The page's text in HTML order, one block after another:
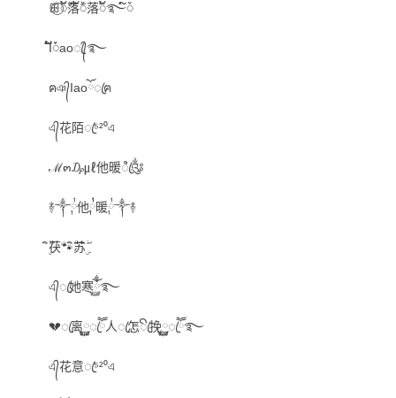
ꕥ⃝ᮨ້ۖ落້ۖᮨ落ᮨ້࿐໌ᮨ
I້໌ᮩaoꦿ᭄࿐
ฅঞ᭄Iaoོꦿฅ
এ᭄花陌ꦿ⁵²⁰এ
ℳ๓₯㎕他暖ꦿꦶ༂
࿈༒༙྇他༙༙྇྇暖༙྇༒࿈
ۣۖิ茯🐾ۖิ苏ۣۖิ
এ᭄ꦿ她寒ོྂཾ࿆࿐
💔ꦿ离࿆࿆ꦿཽ人ꦿ怎ꦿꦼ挽࿆࿆ꦿཽ࿐
এ᭄花意ꦿ⁵²⁰এ